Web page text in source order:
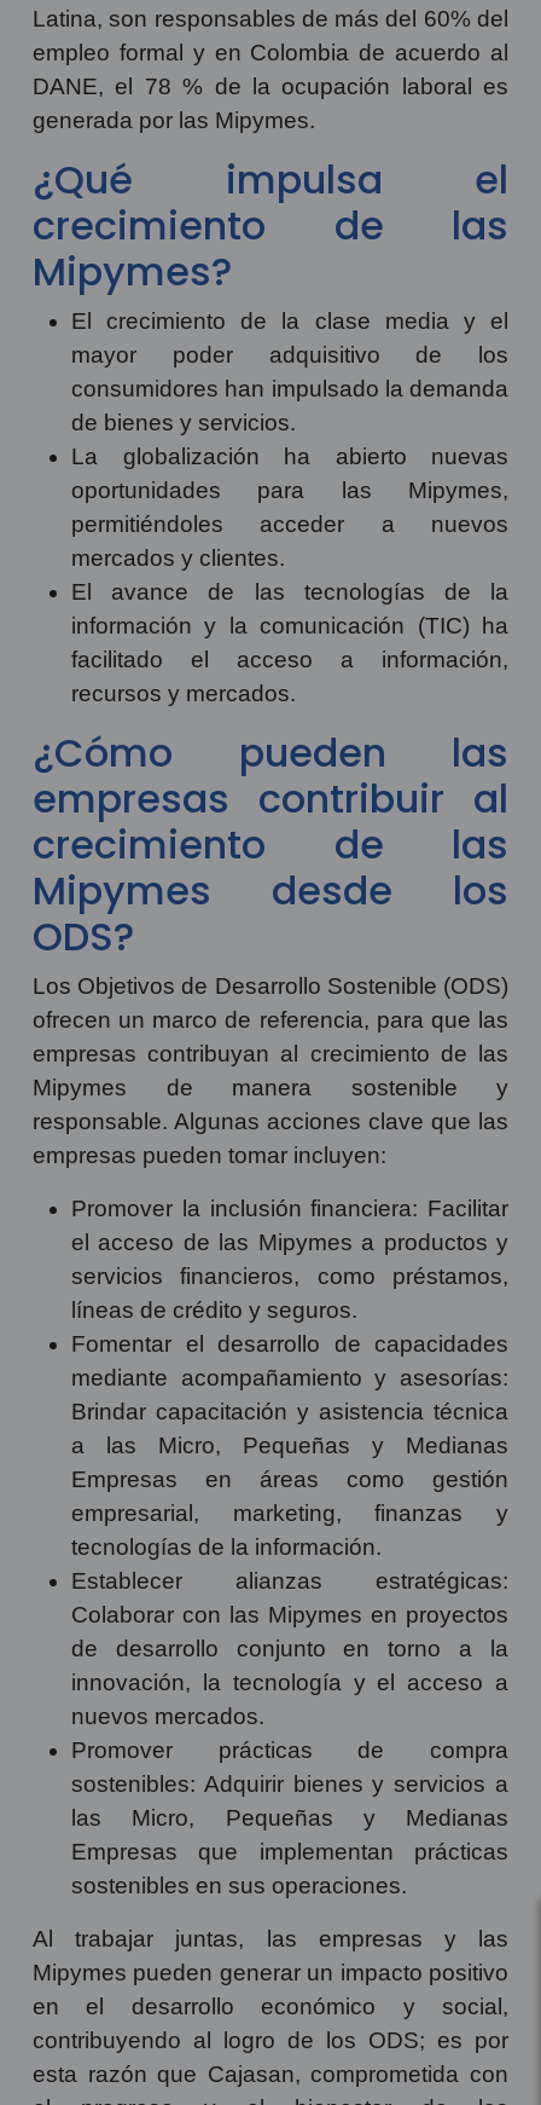
Latina, son responsables de más del 60% del
empleo formal y en Colombia de acuerdo al
DANE, el 78 % de la ocupación laboral es
generada por las Mipymes.
¿Qué impulsa el
crecimiento de las
Mipymes?
El crecimiento de la clase media y el
mayor poder adquisitivo de los
consumidores han impulsado la demanda
de bienes y servicios.
La globalización ha abierto nuevas
oportunidades para las Mipymes,
permitiéndoles acceder a nuevos
mercados y clientes.
El avance de las tecnologías de la
información y la comunicación (TIC) ha
facilitado el acceso a información,
recursos y mercados.
¿Cómo pueden las
empresas contribuir al
crecimiento de las
Mipymes desde los
ODS?
Los Objetivos de Desarrollo Sostenible (ODS)
ofrecen un marco de referencia, para que las
empresas contribuyan al crecimiento de las
Mipymes de manera sostenible y
responsable. Algunas acciones clave que las
empresas pueden tomar incluyen:
Promover la inclusión financiera: Facilitar
el acceso de las Mipymes a productos y
servicios financieros, como préstamos,
líneas de crédito y seguros.
Fomentar el desarrollo de capacidades
mediante acompañamiento y asesorías:
Brindar capacitación y asistencia técnica
a las Micro, Pequeñas y Medianas
Empresas en áreas como gestión
empresarial, marketing, finanzas y
tecnologías de la información.
Establecer alianzas estratégicas:
Colaborar con las Mipymes en proyectos
de desarrollo conjunto en torno a la
innovación, la tecnología y el acceso a
nuevos mercados.
Promover prácticas de compra
sostenibles: Adquirir bienes y servicios a
las Micro, Pequeñas y Medianas
Empresas que implementan prácticas
sostenibles en sus operaciones.
Al trabajar juntas, las empresas y las
Mipymes pueden generar un impacto positivo
en el desarrollo económico y social,
contribuyendo al logro de los ODS; es por
esta razón que Cajasan, comprometida con